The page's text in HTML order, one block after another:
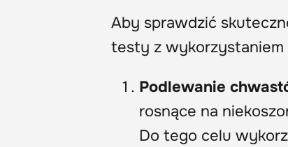
Aby sprawdzić
testy z wykorzystaniem
Podlewanie
rosnące na
Do tego celu